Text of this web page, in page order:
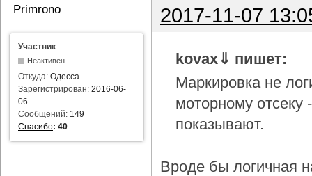
Primrono 2017-11-07
Участник
Неактивен
Откуда: Одесса
Зарегистрирован: 2016-06-
06
Сообщений: 149
Спасибо: 40
kovax⇓ пишет:
Маркировка не
моторному отсеку
показывают.
Вроде бы логичная